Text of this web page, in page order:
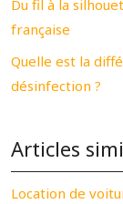
Du fil à la
française
Quelle est la
désinfection ?
Articles
Location de